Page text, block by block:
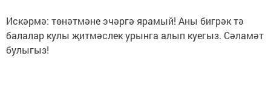
Искәрмә: төнәтмәне эчәргә ярамый! Аны бигрәк тә
балалар кулы җитмәслек урынга алып куегыз. Сәламәт
булыгыз!